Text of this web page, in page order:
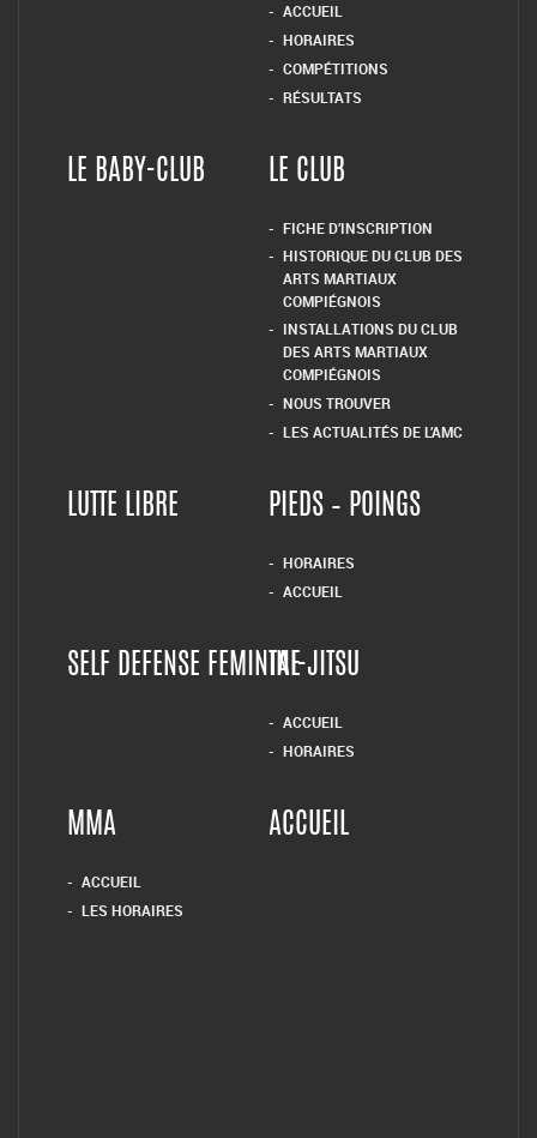
ACCUEIL
HORAIRES
COMPÉTITIONS
RÉSULTATS
LE BABY-CLUB LE CLUB
FICHE D’INSCRIPTION
HISTORIQUE DU CLUB DES
ARTS MARTIAUX
COMPIÉGNOIS
INSTALLATIONS DU CLUB
DES ARTS MARTIAUX
COMPIÉGNOIS
NOUS TROUVER
LES ACTUALITÉS DE L’AMC
LUTTE LIBRE PIEDS – POINGS
HORAIRES
ACCUEIL
SELF DEFENSE FEMININETAI-JITSU
ACCUEIL
HORAIRES
MMA
ACCUEIL
LES HORAIRES
ACCUEIL